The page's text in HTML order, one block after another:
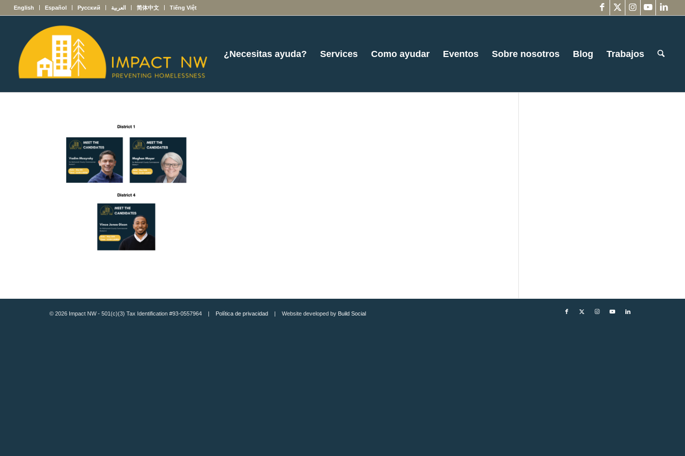
English Español Русский العربية 简体中文 Tiếng Việt
¿Necesitas ayuda? Services Como ayudar Eventos Sobre nosotros Blog Trabajos
© 2026 Impact NW - 501(c)(3) Tax Identification #93-0557964 | Política de privacidad | Website developed by Build Social